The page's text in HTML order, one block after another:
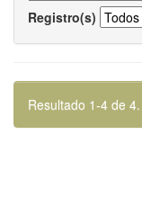
Registro(s)
Resultado 1-4 de 4.